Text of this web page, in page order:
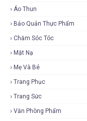
Áo Thun
Bảo Quản Thực Phẩm
Chăm Sóc Tóc
Mặt Nạ
Mẹ Và Bé
Trang Phục
Trang Sức
Văn Phòng Phẩm